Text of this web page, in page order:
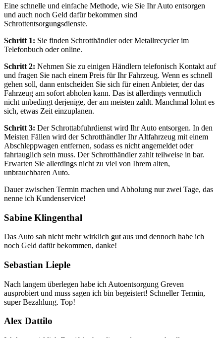
Eine schnelle und einfache Methode, wie Sie Ihr Auto entsorgen
und auch noch Geld dafür bekommen sind
Schrottentsorgungsdienste.
Schritt 1: Sie finden Schrotthändler oder Metallrecycler im
Telefonbuch oder online.
Schritt 2: Nehmen Sie zu einigen Händlern telefonisch Kontakt auf
und fragen Sie nach einem Preis für Ihr Fahrzeug. Wenn es schnell
gehen soll, dann entscheiden Sie sich für einen Anbieter, der das
Fahrzeug am sofort abholen kann. Das ist allerdings vermutlich
nicht unbedingt derjenige, der am meisten zahlt. Manchmal lohnt es
sich, etwas Zeit einzuplanen.
Schritt 3: Der Schrottabfuhrdienst wird Ihr Auto entsorgen. In den
Meisten Fällen wird der Schrotthändler Ihr Altfahrzeug mit einem
Abschleppwagen entfernen, sodass es nicht angemeldet oder
fahrtauglich sein muss. Der Schrotthändler zahlt teilweise in bar.
Erwarten Sie allerdings nicht zu viel von Ihrem alten,
unbrauchbaren Auto.
Dauer zwischen Termin machen und Abholung nur zwei Tage, das
nenne ich Kundenservice!
Sabine Klingenthal
Das Auto sah nicht mehr wirklich gut aus und dennoch habe ich
noch Geld dafür bekommen, danke!
Sebastian Lieple
Nach langem überlegen habe ich Autoentsorgung Greven
ausprobiert und muss sagen ich bin begeistert! Schneller Termin,
super Bezahlung. Top!
Alex Dattilo